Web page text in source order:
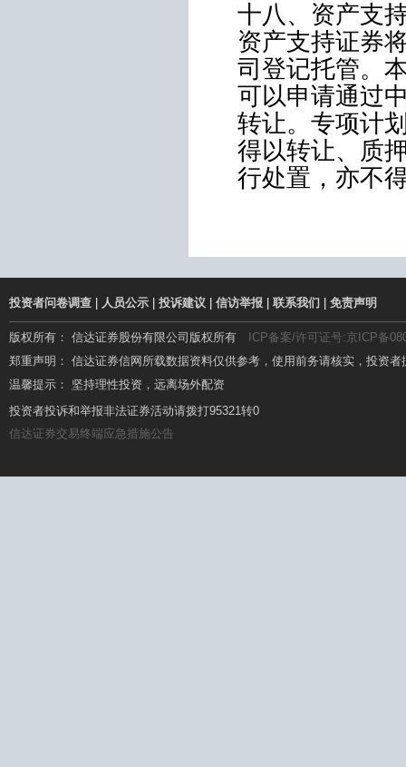
十八、资产支
资产支持证券
司登记托管。
可以申请通过
转让。专项计
得以转让、质
行处置，亦不
投资者问卷调查 人员公示 投诉建议 信访举报 联系我们 免责声明
版权所有： 信达证券股份有限公司版权所有
ICP备案/许可证号:京ICP备
郑重声明： 信达证券信网所载数据资料仅供参考，使用前务请核实，投资
温馨提示： 坚持理性投资，远离场外配资
温馨提示： 场外配资杠杆高、风险大，要远离!
投资者投诉和举报非法证券活动请拨打95321转0
信达证券交易终端应急措施公告